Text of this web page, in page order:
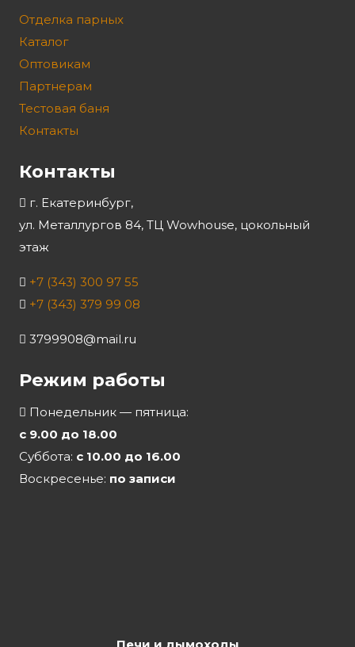
Отделка парных
Каталог
Оптовикам
Партнерам
Тестовая баня
Контакты
Контакты
г. Екатеринбург,
ул. Металлургов 84, ТЦ Wowhouse, цокольный
этаж
+7 (343) 300 97 55
+7 (343) 379 99 08
3799908@mail.ru
Режим работы
Понедельник — пятница:
с 9.00 до 18.00
Суббота: с 10.00 до 16.00
Воскресенье: по записи